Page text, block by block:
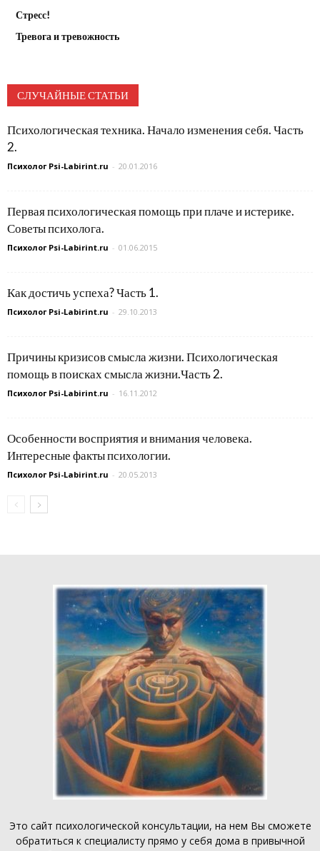
Стресс!
Тревога и тревожность
СЛУЧАЙНЫЕ СТАТЬИ
Психологическая техника. Начало изменения себя. Часть
2.
Психолог Psi-Labirint.ru - 20.01.2016
Первая психологическая помощь при плаче и истерике.
Советы психолога.
Психолог Psi-Labirint.ru - 01.06.2015
Как достичь успеха? Часть 1.
Психолог Psi-Labirint.ru - 29.10.2013
Причины кризисов смысла жизни. Психологическая
помощь в поисках смысла жизни.Часть 2.
Психолог Psi-Labirint.ru - 16.11.2012
Особенности восприятия и внимания человека.
Интересные факты психологии.
Психолог Psi-Labirint.ru - 20.05.2013
Это сайт психологической консультации, на нем Вы сможете
обратиться к специалисту прямо у себя дома в привычной